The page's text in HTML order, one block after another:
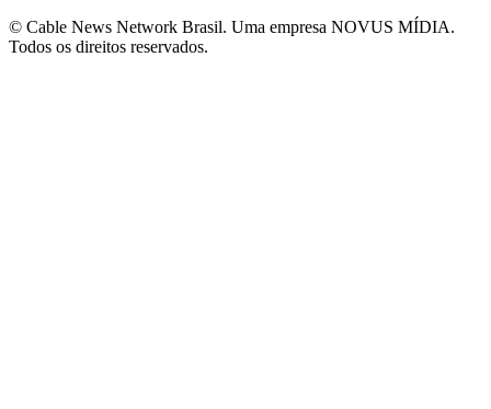
© Cable News Network Brasil. Uma empresa NOVUS MÍDIA.
Todos os direitos reservados.